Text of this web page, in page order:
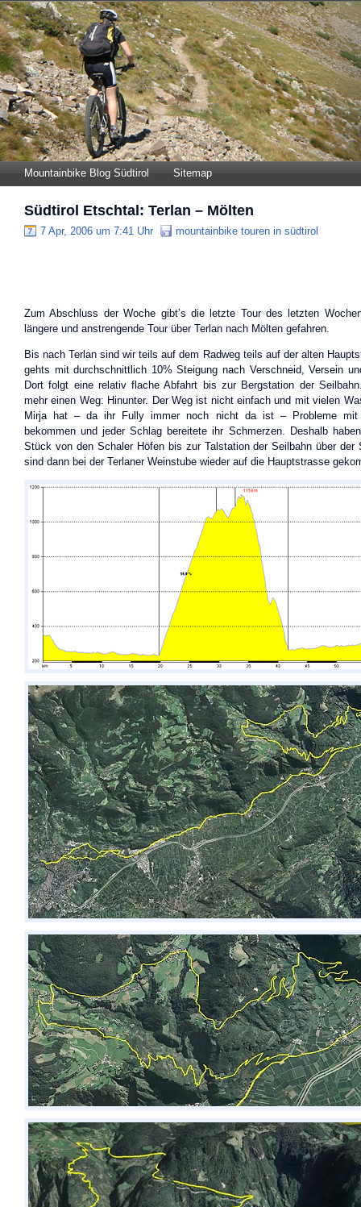
Mountainbike Blog Südtirol Sitemap
Südtirol Etschtal: Terlan – Mölten
7 Apr, 2006 um 7:41 Uhr mountainbike touren in südtirol
Zum Abschluss der Woche gibt’s die letzte Tour des letzten
längere und anstrengende Tour über Terlan nach Mölten gefahren.
Bis nach Terlan sind wir teils auf dem Radweg teils auf der alten
gehts mit durchschnittlich 10% Steigung nach Verschneid, Versein
Dort folgt eine relativ flache Abfahrt bis zur Bergstation der
mehr einen Weg: Hinunter. Der Weg ist nicht einfach und mit vielen
Mirja hat – da ihr Fully immer noch nicht da ist – Probleme mit
bekommen und jeder Schlag bereitete ihr Schmerzen. Deshalb
Stück von den Schaler Höfen bis zur Talstation der Seilbahn über der
sind dann bei der Terlaner Weinstube wieder auf die Hauptstrasse